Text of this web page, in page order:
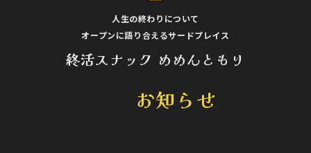
人生の終わりについて
オープンに語り合えるサードプレイス
終活スナック めめんともり
お知らせ